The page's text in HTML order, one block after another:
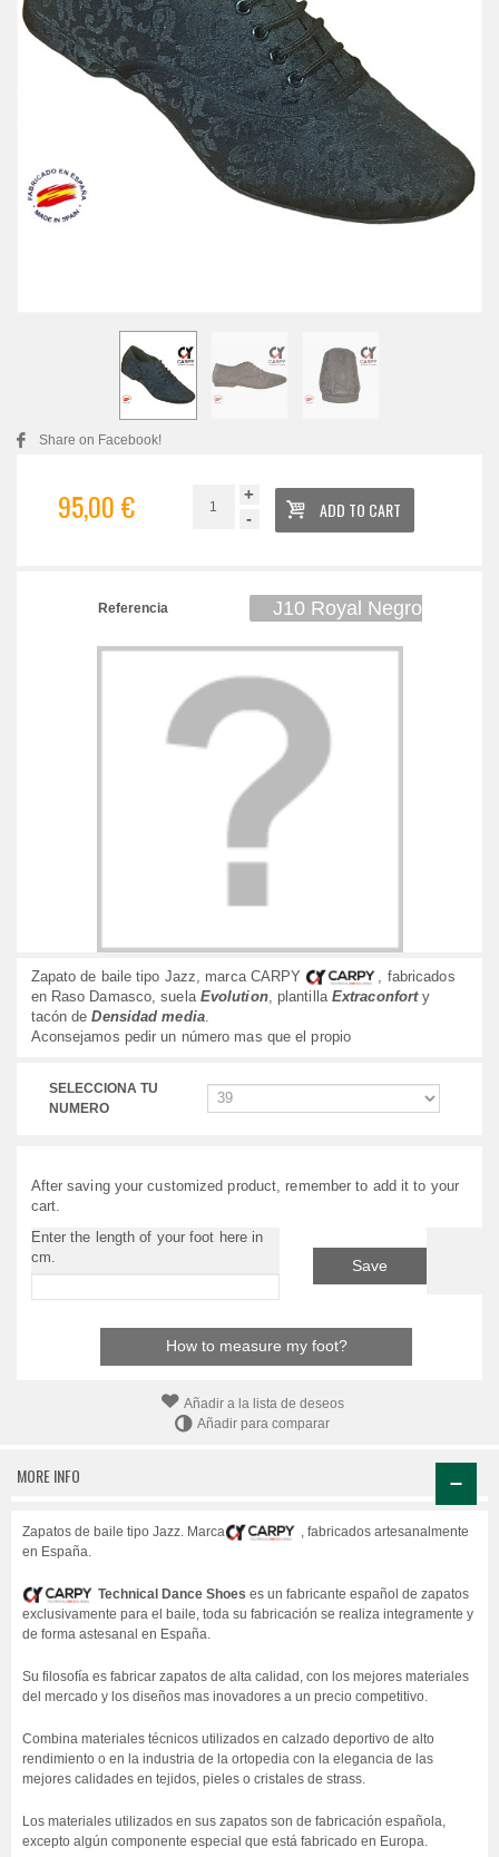
Share on Facebook!
95,00 € -
+
ADD TO CART
Referencia J10 Royal Negro
01/39
Zapato de baile tipo Jazz, marca CARPY
, fabricados
en Raso Damasco, suela Evolution, plantillaExtraconfort y
tacón deDensidad media.
Aconsejamos pedir un número mas que el propio
SELECCIONA TU
NUMERO
After saving your customized product, remember to add it to your
cart.
Enter the length of your foot here in
cm.
Save
How to measure my foot?
Añadir a la lista de deseos
Añadir para comparar
MORE INFO
Zapatos de baile tipo Jazz. Marca
, fabricados artesanalmente
en España.
Technical Dance Shoes es un fabricante español de zapatos
exclusivamente para el baile, toda su fabricación se realiza integramente y
de forma astesanal en España.
Su filosofía es fabricar zapatos de alta calidad, con los mejores materiales
del mercado y los diseños mas inovadores a un precio competitivo.
Combina materiales técnicos utilizados en calzado deportivo de alto
rendimiento o en la industria de la ortopedia con la elegancia de las
mejores calidades en tejidos, pieles o cristales de strass.
Los materiales utilizados en sus zapatos son de fabricación española,
excepto algún componente especial que está fabricado en Europa.